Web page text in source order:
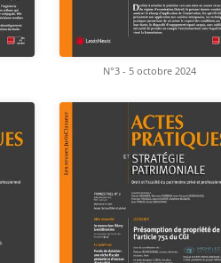
N°3 - 5 octobre 2024